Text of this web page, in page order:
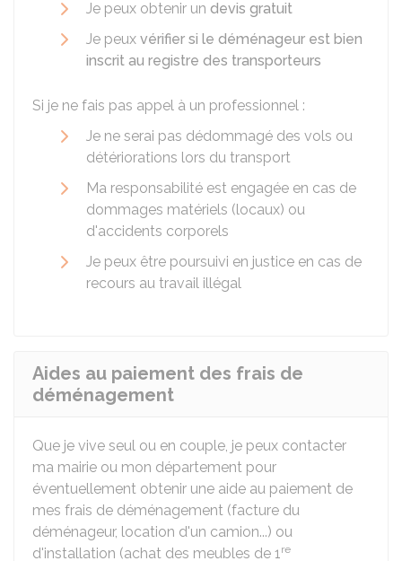
Je peux obtenir un devis gratuit
Je peux vérifier si le déménageur est bien
inscrit au registre des transporteurs
Si je ne fais pas appel à un professionnel :
Je ne serai pas dédommagé des vols ou
détériorations lors du transport
Ma responsabilité est engagée en cas de
dommages matériels (locaux) ou
d'accidents corporels
Je peux être poursuivi en justice en cas de
recours au travail illégal
Aides au paiement des frais de
déménagement
Que je vive seul ou en couple, je peux contacter
ma mairie ou mon département pour
éventuellement obtenir une aide au paiement de
mes frais de déménagement (facture du
déménageur, location d'un camion...) ou
d'installation (achat des meubles de 1re